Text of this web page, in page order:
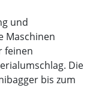
und
Maschinen
feinen
Die
bis zum